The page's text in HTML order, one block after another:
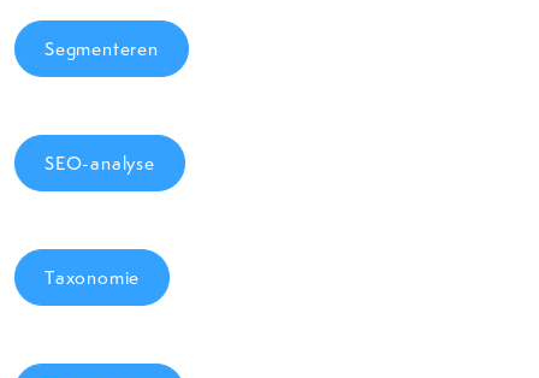
Segmenteren
SEO-analyse
Taxonomie